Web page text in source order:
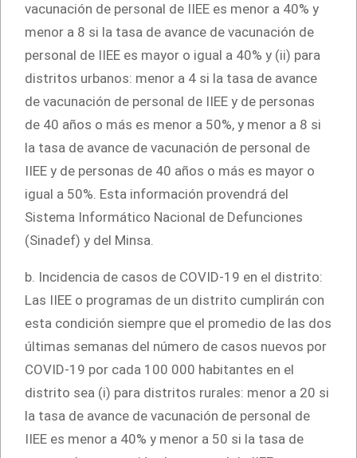
vacunación de personal de IIEE es menor a 40% y
menor a 8 si la tasa de avance de vacunación de
personal de IIEE es mayor o igual a 40% y (ii) para
distritos urbanos: menor a 4 si la tasa de avance
de vacunación de personal de IIEE y de personas
de 40 años o más es menor a 50%, y menor a 8 si
la tasa de avance de vacunación de personal de
IIEE y de personas de 40 años o más es mayor o
igual a 50%. Esta información provendrá del
Sistema Informático Nacional de Defunciones
(Sinadef) y del Minsa.
b. Incidencia de casos de COVID-19 en el distrito:
Las IIEE o programas de un distrito cumplirán con
esta condición siempre que el promedio de las dos
últimas semanas del número de casos nuevos por
COVID-19 por cada 100 000 habitantes en el
distrito sea (i) para distritos rurales: menor a 20 si
la tasa de avance de vacunación de personal de
IIEE es menor a 40% y menor a 50 si la tasa de